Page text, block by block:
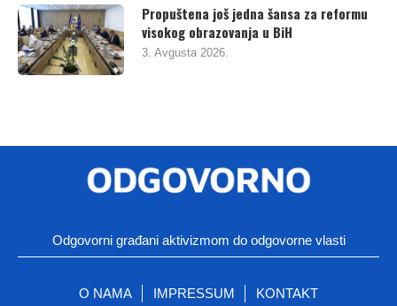
Propuštena još jedna šansa za reformu
visokog obrazovanja u BiH
3. Avgusta 2026.
Odgovorni građani aktivizmom do odgovorne vlasti
O NAMA IMPRESSUM KONTAKT